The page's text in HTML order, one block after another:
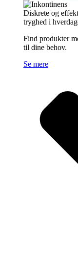
Diskrete og
tryghed i
Find produkter
til dine behov.
Se mere